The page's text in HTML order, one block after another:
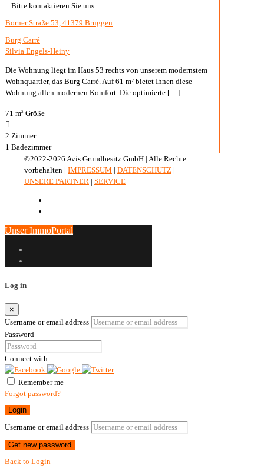
Bitte kontaktieren Sie uns
Borner Straße 53, 41379 Brüggen
Burg Carré
Silvia Engels-Heiny
Die Wohnung liegt im Haus 53 rechts von unserem modernstem
Wohnquartier, das Burg Carré. Auf 61 m² bietet Ihnen diese
Wohnung allen modernen Komfort. Die optimierte […]
71 m2 Größe
2 Zimmer
1 Badezimmer
©2022-2026 Avis Grundbesitz GmbH | Alle Rechte
vorbehalten | IMPRESSUM | DATENSCHUTZ |
UNSERE PARTNER | SERVICE
Unser ImmoPortal
Log in
×
Username or email address
Password
Connect with:
Remember me
Forgot password?
Login
Username or email address
Get new password
Back to Login